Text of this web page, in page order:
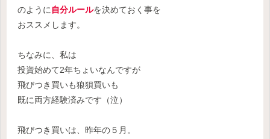
のように 自分ルールを決めておく事を
おススメします。
ちなみに、私は
投資始めて2年ちょいなんですが
飛びつき買いも狼狽買いも
既に両方経験済みです（泣）
飛びつき買いは、昨年の５月。